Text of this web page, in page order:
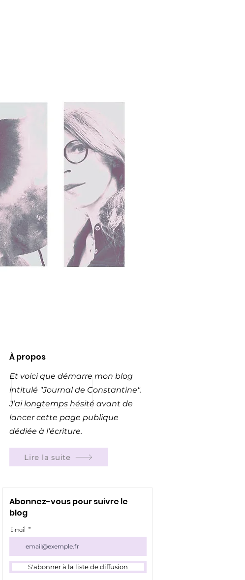
À propos
Et voici que démarre mon blog
intitulé "Journal de Constantine".
J’ai longtemps hésité avant de
lancer cette page publique
dédiée à l’écriture.
Lire la suite
Abonnez-vous pour suivre le
blog
E-mail
S'abonner à la liste de diffusion